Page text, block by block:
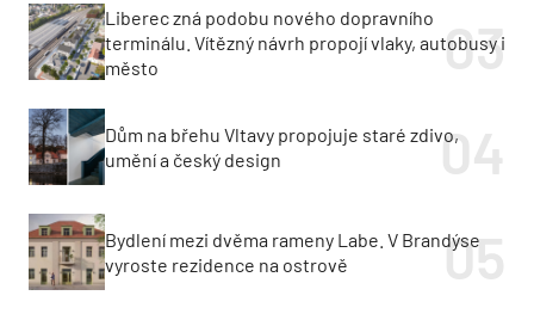
Liberec zná podobu nového dopravního
terminálu. Vítězný návrh propojí vlaky, autobusy i
město
Dům na břehu Vltavy propojuje staré zdivo,
umění a český design
Bydlení mezi dvěma rameny Labe. V Brandýse
vyroste rezidence na ostrově